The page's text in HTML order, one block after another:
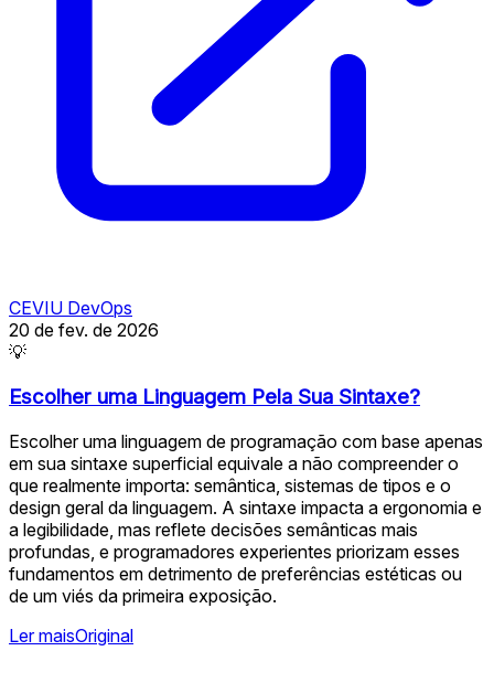
CEVIU DevOps
20 de fev. de 2026
💡
Escolher uma Linguagem Pela Sua Sintaxe?
Escolher uma linguagem de programação com base apenas
em sua sintaxe superficial equivale a não compreender o
que realmente importa: semântica, sistemas de tipos e o
design geral da linguagem. A sintaxe impacta a ergonomia e
a legibilidade, mas reflete decisões semânticas mais
profundas, e programadores experientes priorizam esses
fundamentos em detrimento de preferências estéticas ou
de um viés da primeira exposição. ️
Ler maisOriginal